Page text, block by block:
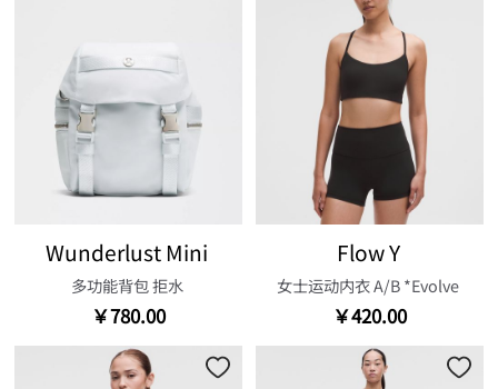
Wunderlust Mini
多功能背包 拒水
￥780.00
Flow Y
女士运动内衣 A/B *Evolve
￥420.00